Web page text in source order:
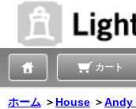
カート
ホーム ＞ House ＞Andy